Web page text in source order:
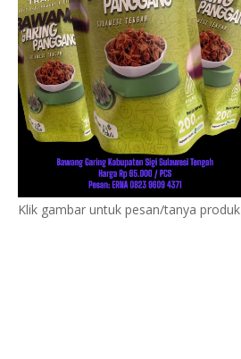
Klik gambar untuk pesan/tanya produk